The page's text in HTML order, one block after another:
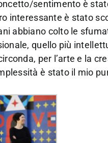
sentimento è
interessante è stato
abbiano colto le
quello più
per l’arte e la
è stato il mio